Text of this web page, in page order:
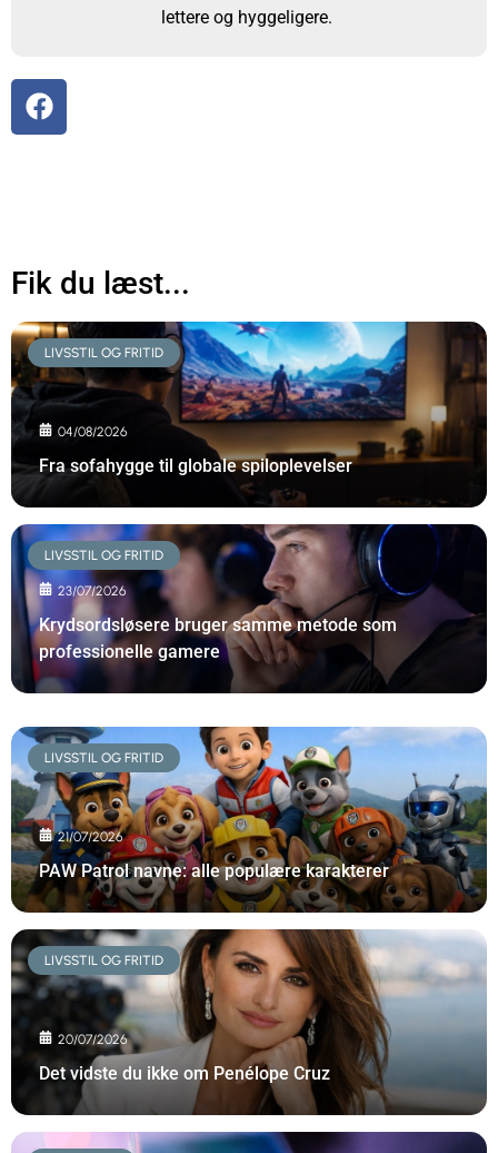
lettere og hyggeligere.
Fik du læst...
LIVSSTIL OG FRITID
04/08/2026
Fra sofahygge til globale spiloplevelser
LIVSSTIL OG FRITID
23/07/2026
Krydsordsløsere bruger samme metode som
professionelle gamere
LIVSSTIL OG FRITID
21/07/2026
PAW Patrol navne: alle populære karakterer
LIVSSTIL OG FRITID
20/07/2026
Det vidste du ikke om Penélope Cruz